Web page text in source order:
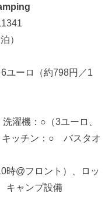
）
ユーロ（約798円／1
濯機：○（3ユーロ、
ッチン：○ バスタオ
時@フロント）、ロッ
キャンプ設備